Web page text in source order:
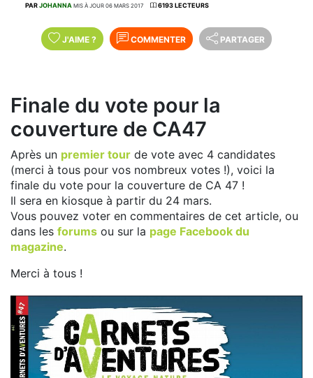
PARJOHANNA MIS À JOUR 06 MARS 2017 6193 LECTEURS
J'AIME ? COMMENTER PARTAGER
Finale du vote pour la
couverture de CA47
Après un premier tour de vote avec 4 candidates
(merci à tous pour vos nombreux votes !), voici la
finale du vote pour la couverture de CA 47 !
Il sera en kiosque à partir du 24 mars.
Vous pouvez voter en commentaires de cet article, ou
dans les forums ou sur la page Facebook du
magazine.
Merci à tous !